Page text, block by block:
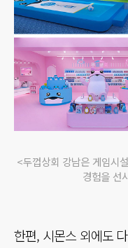
<두껍상회 강남은 게임시
경험을 선
한편, 시몬스 외에도